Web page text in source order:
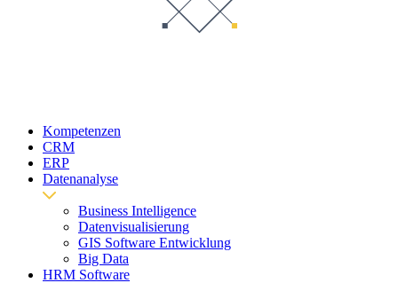
Kompetenzen
CRM
ERP
Datenanalyse
Business Intelligence
Datenvisualisierung
GIS Software Entwicklung
Big Data
HRM Software